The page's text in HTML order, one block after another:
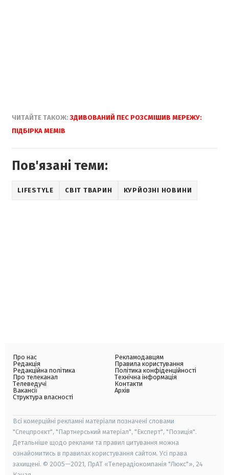
ЧИТАЙТЕ ТАКОЖ:ЗДИВОВАНИЙ ПЕС РОЗСМІШИВ МЕРЕЖУ:
ПІДБІРКА МЕМІВ
Пов'язані теми:
LIFESTYLE СВІТ ТВАРИН КУРЙОЗНІ НОВИНИ
Про нас
Редакція
Редакційна політика
Про телеканал
Телеведучі
Вакансії
Структура власності
Рекламодавцям
Правила користування
Політика конфіденційності
Технічна інформація
Контакти
Архів
Всі комерційні рекламні матеріали позначені словами
"Спецпроєкт", "Партнерський матеріал", "Експерт", "Позиція".
Детальніше щодо реклами та правил цитування можна
ознайомитись в правилах користування сайтом. Усі права
захищені. © 2005—2021, ПрАТ «Телерадіокомпанія "Люкс"», 24